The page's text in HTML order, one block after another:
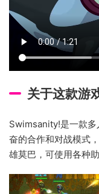
关于这款游
Swimsanity!是一款多
奋的合作和对战模式
雄莫巴，可使用各种